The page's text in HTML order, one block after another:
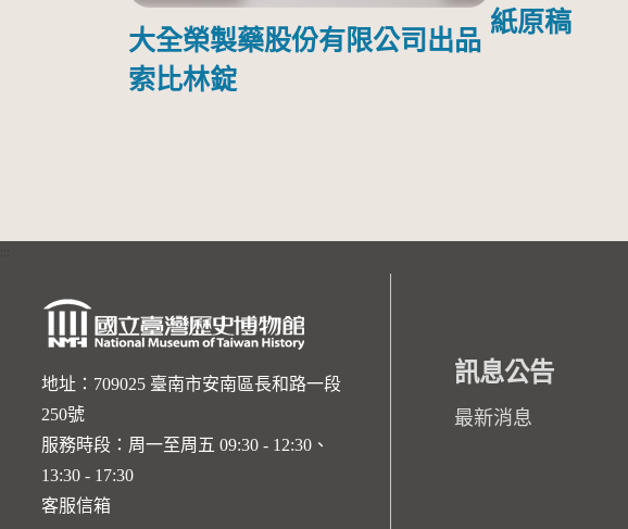
大全榮製藥股份有限公司出品
索比林錠
紙原稿
地址：709025 臺南市安南區長和路一段
250號
服務時段：周一至周五 09:30 - 12:30、
13:30 - 17:30
客服信箱
訊息公告
最新消息